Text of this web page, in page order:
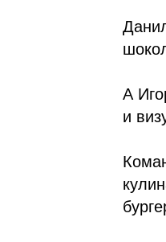
А
и